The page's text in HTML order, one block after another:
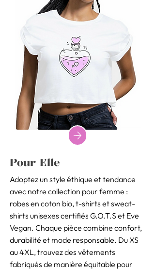
Pour Elle
Adoptez un style éthique et tendance
avec notre collection pour femme :
robes en coton bio, t-shirts et sweat-
shirts unisexes certifiés G.O.T.S et Eve
Vegan. Chaque pièce combine confort,
durabilité et mode responsable. Du XS
au 4XL, trouvez des vêtements
fabriqués de manière équitable pour